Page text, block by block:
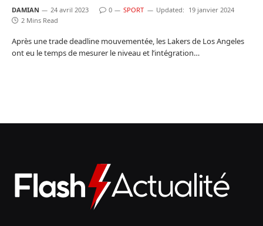
DAMIAN 24 avril 2023 0 SPORT Updated: 19 janvier 2024
2 Mins Read
Après une trade deadline mouvementée, les Lakers de Los Angeles
ont eu le temps de mesurer le niveau et l’intégration…